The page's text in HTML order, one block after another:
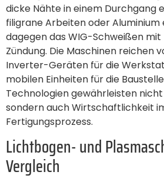
dicke Nähte in einem Durchgang
filigrane Arbeiten oder
dagegen das WIG-Schweißen
Zündung. Die Maschinen reichen
Inverter-Geräten für die
mobilen Einheiten für die
Technologien gewährleisten
sondern auch Wirtschaftlichkeit
Fertigungsprozess.
Lichtbogen- und
Vergleich